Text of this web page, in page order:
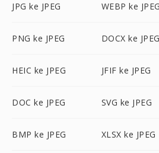
JPG ke JPEG WEBP ke JPEG
PNG ke JPEG DOCX ke JPEG
HEIC ke JPEG JFIF ke JPEG
DOC ke JPEG SVG ke JPEG
BMP ke JPEG XLSX ke JPEG